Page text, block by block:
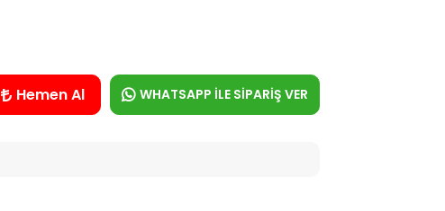
Hemen Al WHATSAPP İLE SİPARİŞ VER